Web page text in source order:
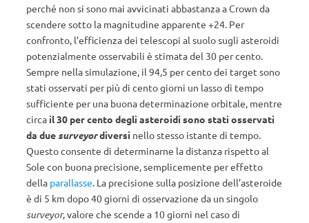
perché non si sono mai avvicinati abbastanza a Crown da
scendere sotto la magnitudine apparente +24. Per
confronto, l’efficienza dei telescopi al suolo sugli asteroidi
potenzialmente osservabili è stimata del 30 per cento.
Sempre nella simulazione, il 94,5 per cento dei target sono
stati osservati per più di cento giorni un lasso di tempo
sufficiente per una buona determinazione orbitale, mentre
circa il 30 per cento degli asteroidi sono stati osservati
da due surveyordiversi nello stesso istante di tempo.
Questo consente di determinarne la distanza rispetto al
Sole con buona precisione, semplicemente per effetto
della parallasse. La precisione sulla posizione dell’asteroide
è di 5 km dopo 40 giorni di osservazione da un singolo
surveyor, valore che scende a 10 giorni nel caso di